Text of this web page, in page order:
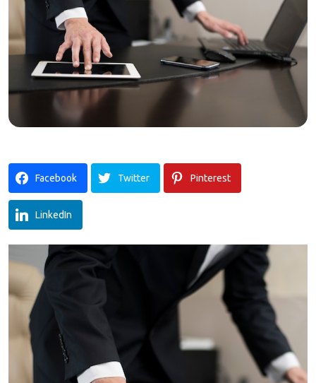
Facebook Twitter Pinterest
LinkedIn